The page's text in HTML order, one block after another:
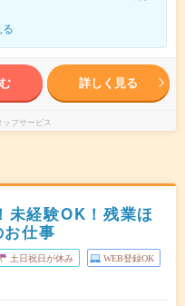
詳しく見る
フサービス
未経験OK！残業ほ
仕事
土日祝日が休み WEB登録OK